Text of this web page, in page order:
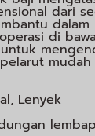
dari
di
Lenyek